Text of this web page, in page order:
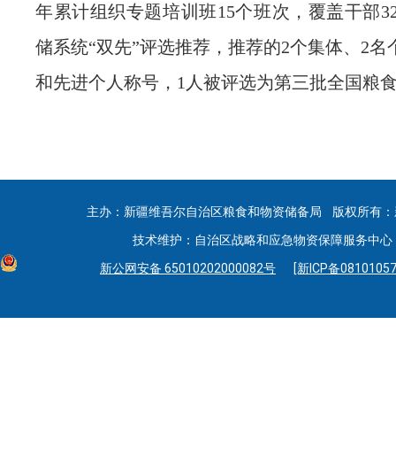
年累计组织专题培训班15个班次，覆盖干部
储系统“双先”评选推荐，推荐的2个集体、 2名
和先进个人称号， 1 人被评选为第三批全国粮
主办：新疆维吾尔自治区粮食和物资储备局 版权所有
技术维护：自治区战略和应急物资保障服务中
新公网安备 65010202000082号
[新ICP备